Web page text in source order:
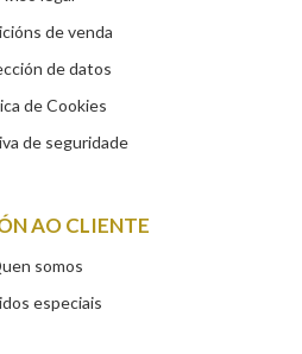
de venda
de datos
de Cookies
de seguridade
AO CLIENTE
somos
especiais